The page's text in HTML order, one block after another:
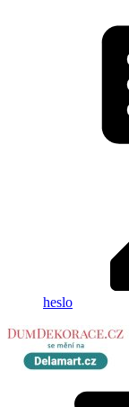
heslo